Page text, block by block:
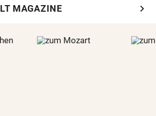
MAGAZINE chevron_right